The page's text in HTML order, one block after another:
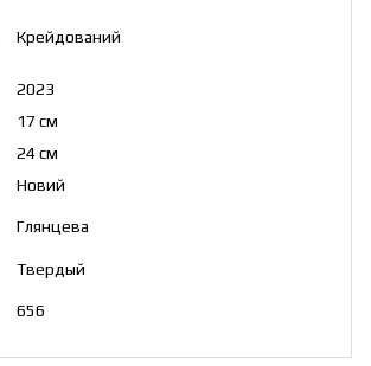
Крейдований
2023
17 см
24 см
Новий
Глянцева
Твердый
656